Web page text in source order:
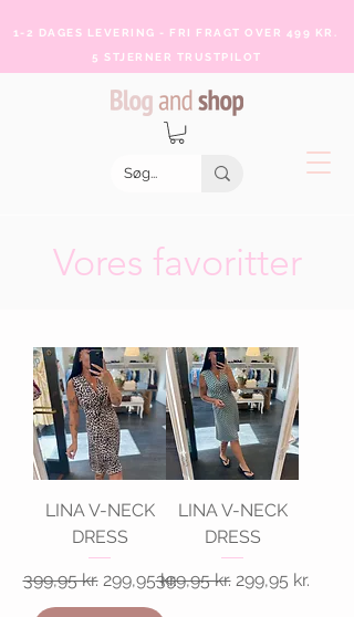
1-2 DAGES LEVERING - FRI FRAGT OVER 499 KR.
5 STJERNER TRUSTPILOT
Vores favoritter
LINA V-NECK
DRESS
Regulær pris
399,95 kr. Salgspris
299,95 kr.
LINA V-NECK
DRESS
Regulær pris
399,95 kr. Salgspris
299,95 kr.